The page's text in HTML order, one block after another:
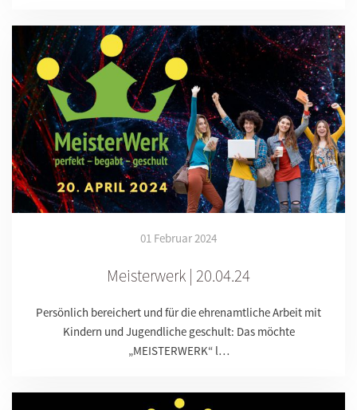
01 Februar 2024
Meisterwerk | 20.04.24
Persönlich bereichert und für die ehrenamtliche Arbeit mit
Kindern und Jugendliche geschult: Das möchte
„MEISTERWERK“ l…